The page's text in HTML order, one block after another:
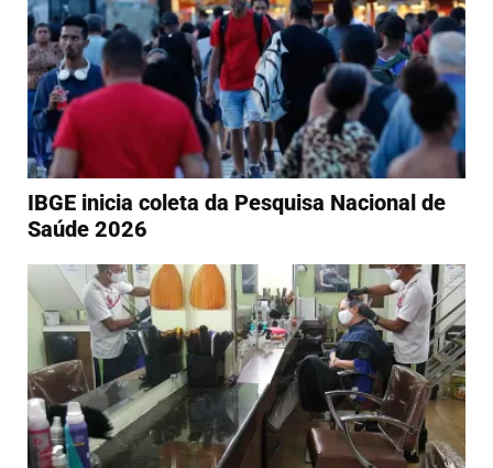
IBGE inicia coleta da Pesquisa Nacional de
Saúde 2026